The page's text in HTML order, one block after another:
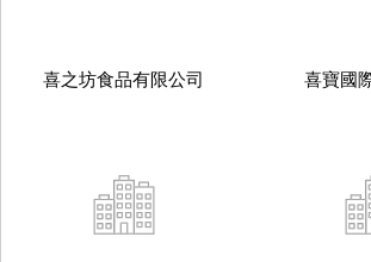
喜之坊食品有限公司 喜寶國